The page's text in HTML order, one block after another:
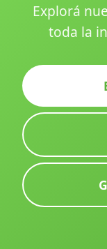
Explorá
toda la